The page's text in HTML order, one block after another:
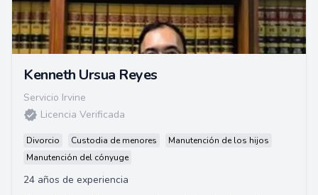
Kenneth Ursua Reyes
Servicio Irvine
Licencia Verificada
Divorcio Custodia de menores
Manutención de los hijos
Manutención del cónyuge
24 años de experiencia